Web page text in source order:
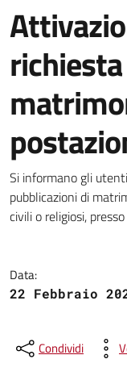
Dettagli
Si informano gli
pubblicazioni di
civili o religiosi,
Data:
22 Febbraio
Condividi